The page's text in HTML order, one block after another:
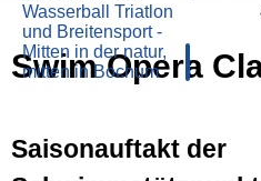
Swim Opera
Saisonauftakt der